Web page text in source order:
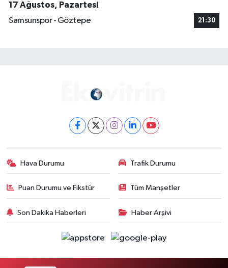
17 Ağustos, Pazartesi
Samsunspor - Göztepe
21:30
Hava Durumu Trafik Durumu
Puan Durumu ve Fikstür Tüm Manşetler
Son Dakika Haberleri Haber Arşivi